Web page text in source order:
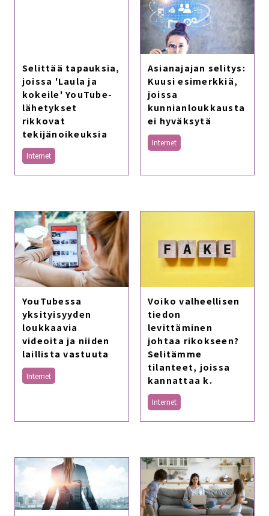
Selittää tapauksia,
joissa 'Laula ja
kokeile' YouTube-
lähetykset
rikkovat
tekijänoikeuksia
Internet
Asianajajan selitys:
Kuusi esimerkkiä,
joissa
kunnianloukkausta
ei hyväksytä
Internet
YouTubessa
yksityisyyden
loukkaavia
videoita ja niiden
laillista vastuuta
Internet
Voiko valheellisen
tiedon
levittäminen
johtaa rikokseen?
Selitämme
tilanteet, joissa
kannattaa k.
Internet